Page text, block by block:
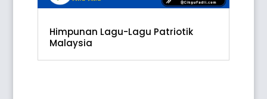
Himpunan Lagu-Lagu Patriotik
Malaysia